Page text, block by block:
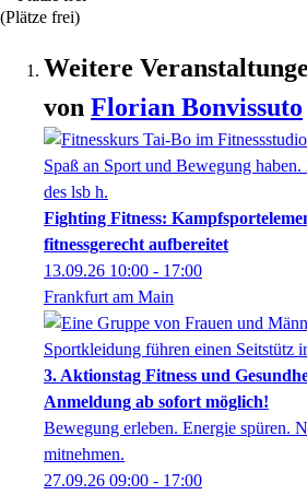
(Plätze frei)
Weitere
von Florian Bonvissuto
Fighting Fitness:
fitnessgerecht aufbereitet
13.09.26 10:00 - 17:00
Frankfurt am Main
3. Aktionstag Fitness und
Anmeldung ab sofort möglich!
Bewegung erleben. Energie spüren.
mitnehmen.
27.09.26 09:00 - 17:00